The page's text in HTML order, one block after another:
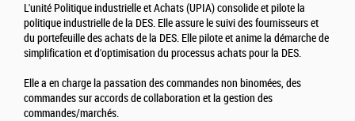
L'unité Politique industrielle et Achats (UPIA) consolide et pilote la
politique industrielle de la DES. Elle assure le suivi des fournisseurs et
du portefeuille des achats de la DES. Elle pilote et anime la démarche de
simplification et d'optimisation du processus achats pour la DES.
Elle a en charge la passation des commandes non binomées, des
commandes sur accords de collaboration et la gestion des
commandes/marchés.